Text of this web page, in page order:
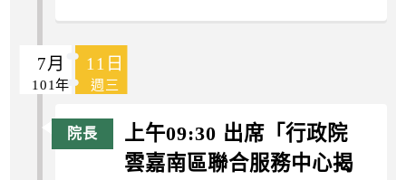
7月 11日
101年 週三
上午09:30 出席「行政院
雲嘉南區聯合服務中心揭